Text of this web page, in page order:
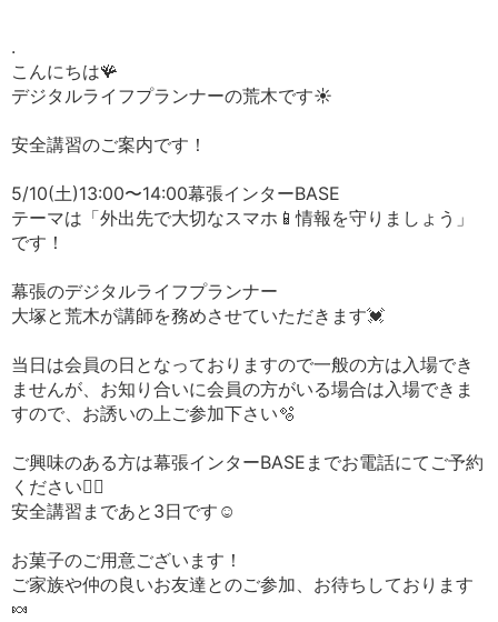
.
こんにちは🪸
デジタルライフプランナーの荒木です☀️
安全講習のご案内です！
5/10(土)13:00〜14:00幕張インターBASE
テーマは「外出先で大切なスマホ📱情報を守りましょう」
です！
幕張のデジタルライフプランナー
大塚と荒木が講師を務めさせていただきます💓
当日は会員の日となっておりますので一般の方は入場でき
ませんが、お知り合いに会員の方がいる場合は入場できま
すので、お誘いの上ご参加下さい🫧
ご興味のある方は幕張インターBASEまでお電話にてご予約
ください🏄‍♂️
安全講習まであと3日です☺️
お菓子のご用意ございます！
ご家族や仲の良いお友達とのご参加、お待ちしております
🍬